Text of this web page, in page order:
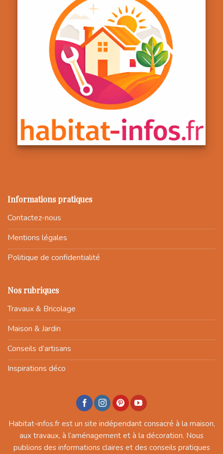
Informations pratiques
Contactez-nous
Mentions légales
Politique de confidentialité
Nos rubriques
Travaux & Bricolage
Maison & Jardin
Conseils d’artisans
Inspirations déco
Habitat-infos.fr est un site indépendant consacré à la maison,
aux travaux, à l’aménagement et à la décoration. Nous
publions des informations claires et des conseils pratiques